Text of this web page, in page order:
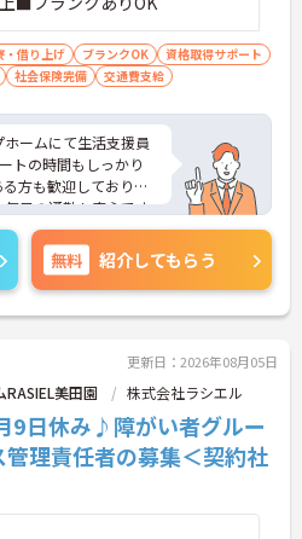
・借り上げ ブランクOK
資格取得サポート
社会保険完備 交通費支給
ームにて生活支援員
トの時間もしっかり
方も歓迎しており、
日の通勤も安心です
策ポイントなど、さ
気軽にご相談くださ
無料 紹介してもらう
更新日：2026年08月05日
美田園 株式会社ラシエル
9日休み♪障がい者グルー
理責任者の募集＜契約社